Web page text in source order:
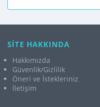
SİTE HAKKINDA
Hakkımızda
Güvenlik/Gizlilik
Öneri ve İstekleriniz
İletişim